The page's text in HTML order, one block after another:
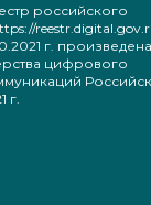
российского
г.
цифрового
г.